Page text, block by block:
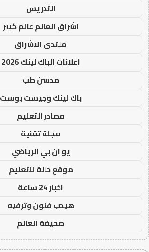
التدريس
اشراق العالم عالم كبير
منتدى الاشراق
اعلانات الباك لينك 2026
مدسن طب
باك لينك وجيست بوست
مصادر التعليم
مجلة تقنية
يو ان بي الرياضي
موقع حالة للتعليم
اخبار 24 ساعة
هيدب فنون وترفيه
صحيفة العالم